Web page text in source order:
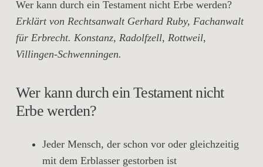
Wer kann durch ein Testament nicht Erbe werden?
Erklärt von Rechtsanwalt Gerhard Ruby, Fachanwalt
für Erbrecht. Konstanz, Radolfzell, Rottweil,
Villingen-Schwenningen.
Wer kann durch ein Testament nicht
Erbe werden?
Jeder Mensch, der schon vor oder gleichzeitig
mit dem Erblasser gestorben ist